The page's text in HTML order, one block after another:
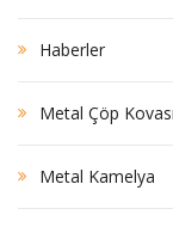
Haberler
Metal Çöp Kovası
Metal Kamelya